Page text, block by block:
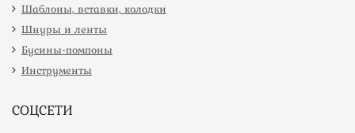
Шаблоны, вставки, колодки
Шнуры и ленты
Бусины-помпоны
Инструменты
СОЦСЕТИ